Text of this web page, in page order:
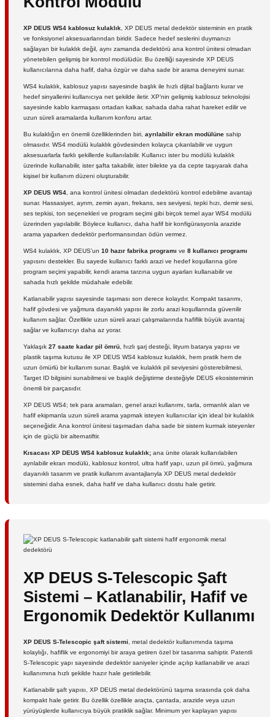
XP DEUS WS4 kablosuz kulaklık, XP DEUS metal dedektör sisteminin en pratik
ve fonksiyonel aksesuarlarından biridir. Sadece hedef seslerini duymanızı
sağlayan bir kulaklık değil, aynı zamanda dedektörü ana kontrol ünitesi olmadan
yönetebilen gelişmiş bir kontrol modülüdür. Bu özelliği sayesinde XP DEUS
kullanıcılarına daha hafif, daha özgür ve daha sade bir arama deneyimi sunar.
WS4 kulaklık, kablosuz yapısı sayesinde başlık ile hızlı dijital bağlantı kurar ve
hedef sinyallerini kullanıcıya net şekilde iletir. XP’nin gelişmiş kablosuz teknolojisi
sayesinde kablo karmaşası ortadan kalkar, sahada daha rahat hareket edilir ve
uzun süreli aramalarda kullanım konforu artar.
Bu kulaklığın en önemli özelliklerinden biri, ayrılabilir ekran modülüne sahip
olmasıdır. WS4 modülü kulaklık gövdesinden kolayca çıkarılabilir ve uygun
aksesuarlarla farklı şekillerde kullanılabilir. Kullanıcı ister bu modülü kulaklık
üzerinde kullanabilir, ister şafta takabilir, ister bilekte ya da cepte taşıyarak daha
kişisel bir kullanım düzeni oluşturabilir.
XP DEUS WS4, ana kontrol ünitesi olmadan dedektörü kontrol edebilme avantajı
sunar. Hassasiyet, ayrım, zemin ayarı, frekans, ses seviyesi, tepki hızı, demir sesi,
ses tepkisi, ton seçenekleri ve program seçimi gibi birçok temel ayar WS4 modülü
üzerinden yapılabilir. Böylece kullanıcı, daha hafif bir konfigürasyonla arazide
arama yaparken dedektör performansından ödün vermez.
WS4 kulaklık, XP DEUS’un 10 hazır fabrika programı ve 8 kullanıcı programı
yapısını destekler. Bu sayede kullanıcı farklı arazi ve hedef koşullarına göre
program seçimi yapabilir, kendi arama tarzına uygun ayarları kullanabilir ve
sahada hızlı şekilde müdahale edebilir.
Katlanabilir yapısı sayesinde taşıması son derece kolaydır. Kompakt tasarımı,
hafif gövdesi ve yağmura dayanıklı yapısı ile zorlu arazi koşullarında güvenilir
kullanım sağlar. Özellikle uzun süreli arazi çalışmalarında hafiflik büyük avantaj
sağlar ve kullanıcıyı daha az yorar.
Yaklaşık 27 saate kadar pil ömrü, hızlı şarj desteği, lityum batarya yapısı ve
plastik taşıma kutusu ile XP DEUS WS4 kablosuz kulaklık, hem pratik hem de
uzun ömürlü bir kullanım sunar. Başlık ve kulaklık pil seviyesini gösterebilmesi,
Target ID bilgisini sunabilmesi ve başlık değiştirme desteğiyle DEUS ekosisteminin
önemli bir parçasıdır.
XP DEUS WS4; tek para aramaları, genel arazi kullanımı, tarla, ormanlık alan ve
hafif ekipmanla uzun süreli arama yapmak isteyen kullanıcılar için ideal bir kulaklık
seçeneğidir. Ana kontrol ünitesi taşımadan daha sade bir sistem kurmak isteyenler
için de güçlü bir alternatiftir.
Kısacası XP DEUS WS4 kablosuz kulaklık; ana ünite olarak kullanılabilen
ayrılabilir ekran modülü, kablosuz kontrol, ultra hafif yapı, uzun pil ömrü, yağmura
dayanıklı tasarım ve pratik kullanım avantajlarıyla XP DEUS metal dedektör
sistemini daha esnek, daha hafif ve daha kullanıcı dostu hale getirir.
XP DEUS S-Telescopic Şaft
Sistemi – Katlanabilir, Hafif ve
Ergonomik Dedektör Kullanımı
XP DEUS S-Telescopic şaft sistemi, metal dedektör kullanımında taşıma
kolaylığı, hafiflik ve ergonomiyi bir araya getiren özel bir tasarıma sahiptir. Patentli
S-Telescopic yapı sayesinde dedektör saniyeler içinde açılıp katlanabilir ve arazi
kullanımına hızlı şekilde hazır hale getirilebilir.
Katlanabilir şaft yapısı, XP DEUS metal dedektörünü taşıma sırasında çok daha
kompakt hale getirir. Bu özellik özellikle araçta, çantada, arazide veya uzun
yürüyüşlerde kullanıcıya büyük pratiklik sağlar. Minimum yer kaplayan yapısı